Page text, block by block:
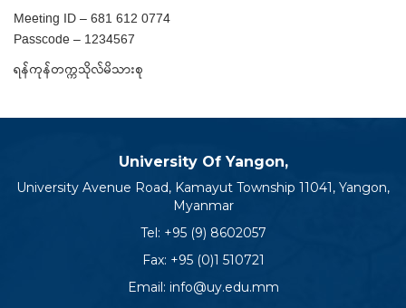
Meeting ID – 681 612 0774
Passcode – 1234567
ရန်ကုန်တက္ကသိုလ်မိသားစု
University Of Yangon,
University Avenue Road, Kamayut Township 11041, Yangon,
Myanmar
Tel: +95 (9) 8602057
Fax: +95 (0)1 510721
Email: info@uy.edu.mm